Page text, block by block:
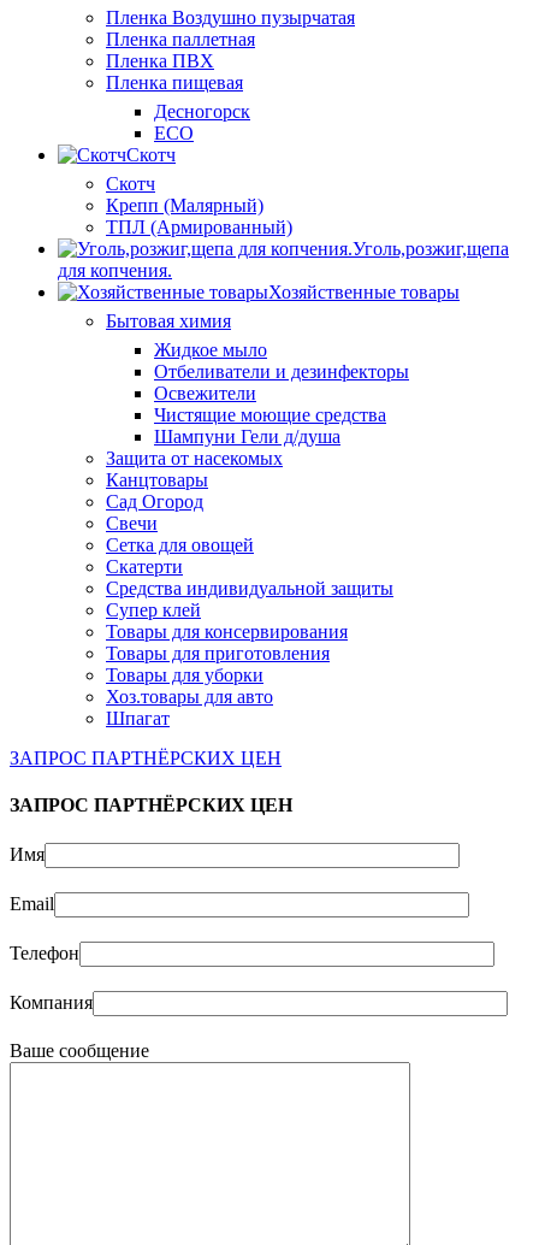
Пленка Воздушно пузырчатая
Пленка паллетная
Пленка ПВХ
Пленка пищевая
Десногорск
ECO
Скотч
Скотч
Крепп (Малярный)
ТПЛ (Армированный)
Уголь,розжиг,щепа
для копчения.
Хозяйственные товары
Бытовая химия
Жидкое мыло
Отбеливатели и дезинфекторы
Освежители
Чистящие моющие средства
Шампуни Гели д/душа
Защита от насекомых
Канцтовары
Сад Огород
Свечи
Сетка для овощей
Скатерти
Средства индивидуальной защиты
Супер клей
Товары для консервирования
Товары для приготовления
Товары для уборки
Хоз.товары для авто
Шпагат
ЗАПРОС ПАРТНЁРСКИХ ЦЕН
ЗАПРОС ПАРТНЁРСКИХ ЦЕН
Имя
Email
Телефон
Компания
Ваше сообщение